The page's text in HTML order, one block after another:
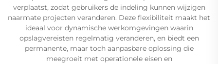
verplaatst, zodat gebruikers de indeling kunnen wijzigen
naarmate projecten veranderen. Deze flexibiliteit maakt het
ideaal voor dynamische werkomgevingen waarin
opslagvereisten regelmatig veranderen, en biedt een
permanente, maar toch aanpasbare oplossing die
meegroeit met operationele eisen en